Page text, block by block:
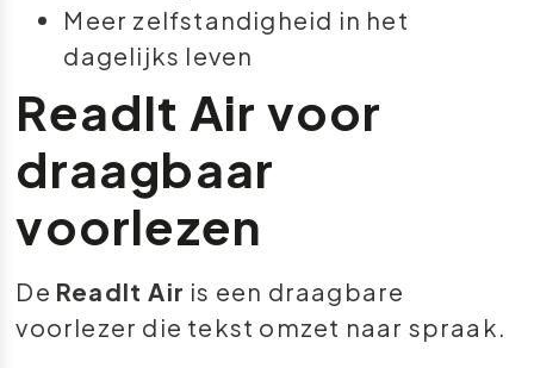
Meer zelfstandigheid in het
dagelijks leven
ReadIt Air voor
draagbaar
voorlezen
De ReadIt Air is een draagbare
voorlezer die tekst omzet naar spraak.